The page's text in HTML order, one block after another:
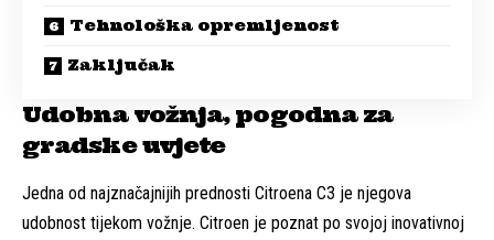
Tehnološka opremljenost
Zaključak
Udobna vožnja, pogodna za
gradske uvjete
Jedna od najznačajnijih prednosti Citroena C3 je njegova
udobnost tijekom vožnje. Citroen je poznat po svojoj inovativnoj